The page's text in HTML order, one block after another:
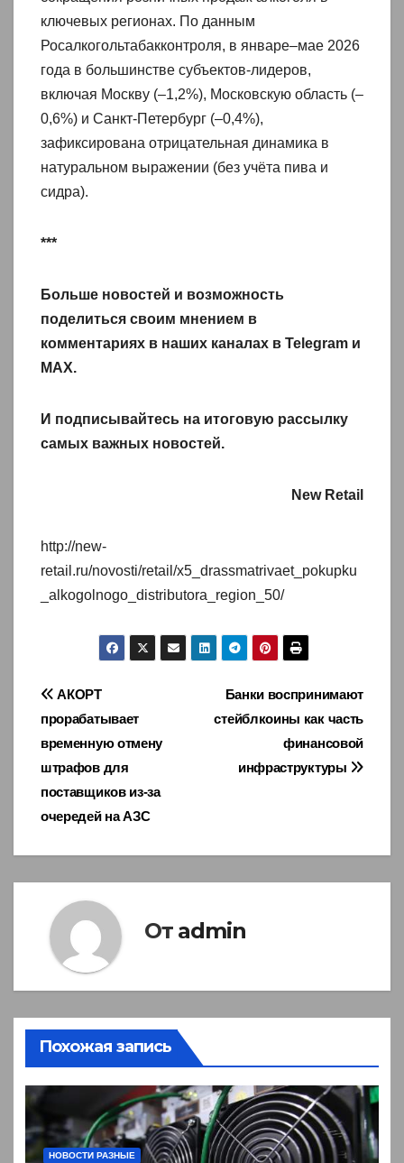
ключевых регионах. По данным
Росалкогольтабакконтроля, в январе–мае 2026
года в большинстве субъектов-лидеров,
включая Москву (–1,2%), Московскую область (–
0,6%) и Санкт-Петербург (–0,4%),
зафиксирована отрицательная динамика в
натуральном выражении (без учёта пива и
сидра).
***
Больше новостей и возможность
поделиться своим мнением в
комментариях в наших каналах в Telegram и
MAX.
И подписывайтесь на итоговую рассылку
самых важных новостей.
New Retail
http://new-
retail.ru/novosti/retail/x5_drassmatrivaet_pokupku
_alkogolnogo_distributora_region_50/
Навигация
по
записям
Банки воспринимают
стейблкоины как часть
финансовой
инфраструктуры
АКОРТ
прорабатывает
временную отмену
штрафов для
поставщиков из‑за
очередей на АЗС
От admin
Похожая запись
НОВОСТИ РАЗНЫЕ